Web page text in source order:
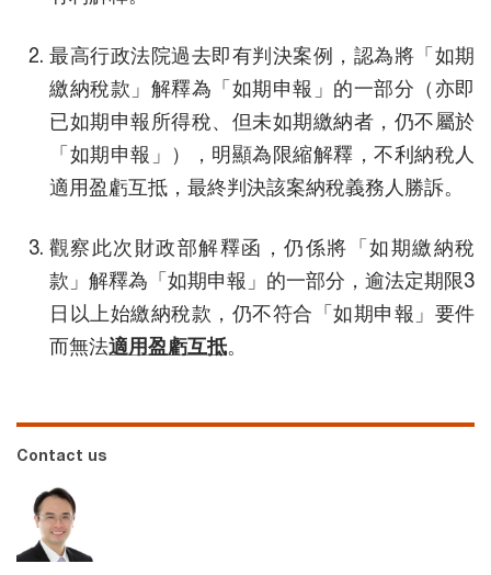
最高行政法院過去即有判決案例，認為將「如期
繳納稅款」解釋為「如期申報」的一部分（亦即
已如期申報所得稅、但未如期繳納者，仍不屬於
「如期申報」），明顯為限縮解釋，不利納稅人
適用盈虧互抵，最終判決該案納稅義務人勝訴。
觀察此次財政部解釋函，仍係將「如期繳納稅
款」解釋為「如期申報」的一部分，逾法定期限3
日以上始繳納稅款，仍不符合「如期申報」要件
而無法適用盈虧互抵。
Contact us